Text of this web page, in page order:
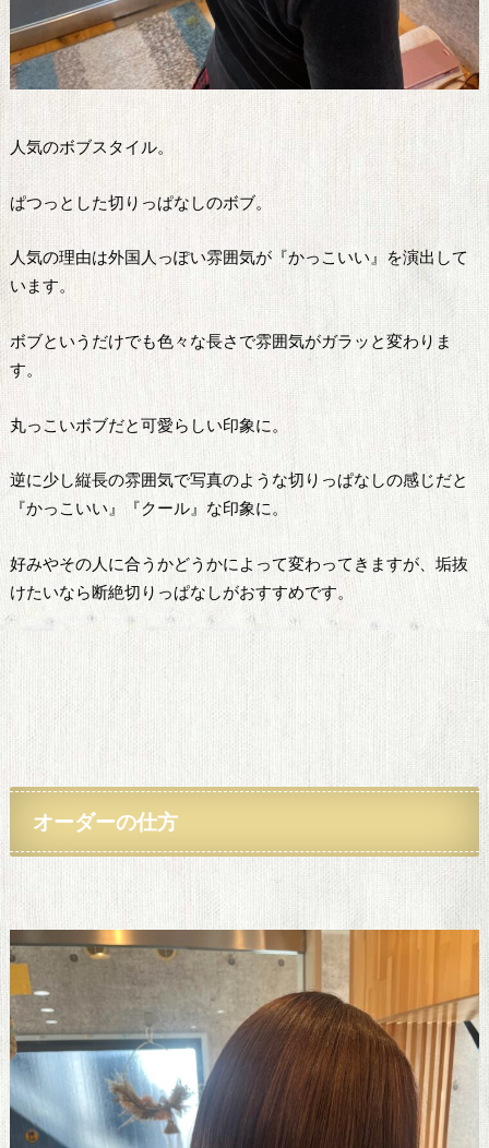
人気のボブスタイル。
ぱつっとした切りっぱなしのボブ。
人気の理由は外国人っぽい雰囲気が『かっこいい』を演出して
います。
ボブというだけでも色々な長さで雰囲気がガラッと変わりま
す。
丸っこいボブだと可愛らしい印象に。
逆に少し縦長の雰囲気で写真のような切りっぱなしの感じだと
『かっこいい』『クール』な印象に。
好みやその人に合うかどうかによって変わってきますが、垢抜
けたいなら断絶切りっぱなしがおすすめです。
オーダーの仕方